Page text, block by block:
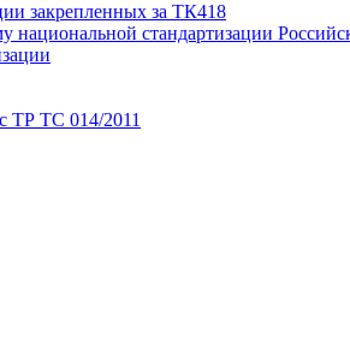
закрепленных за ТК418
стандартизации
ТР ТС 014/2011